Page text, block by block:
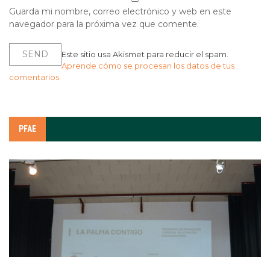
Guarda mi nombre, correo electrónico y web en este
navegador para la próxima vez que comente.
Este sitio usa Akismet para reducir el spam.
Aprende cómo se procesan los datos de tus
comentarios.
PFAE